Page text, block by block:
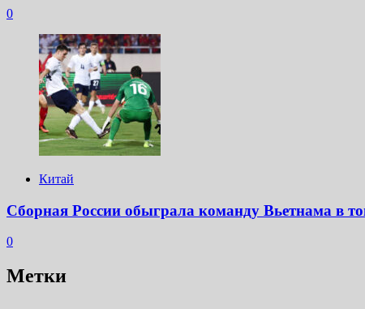
0
Китай
Сборная России обыграла команду Вьетнама в
0
Метки